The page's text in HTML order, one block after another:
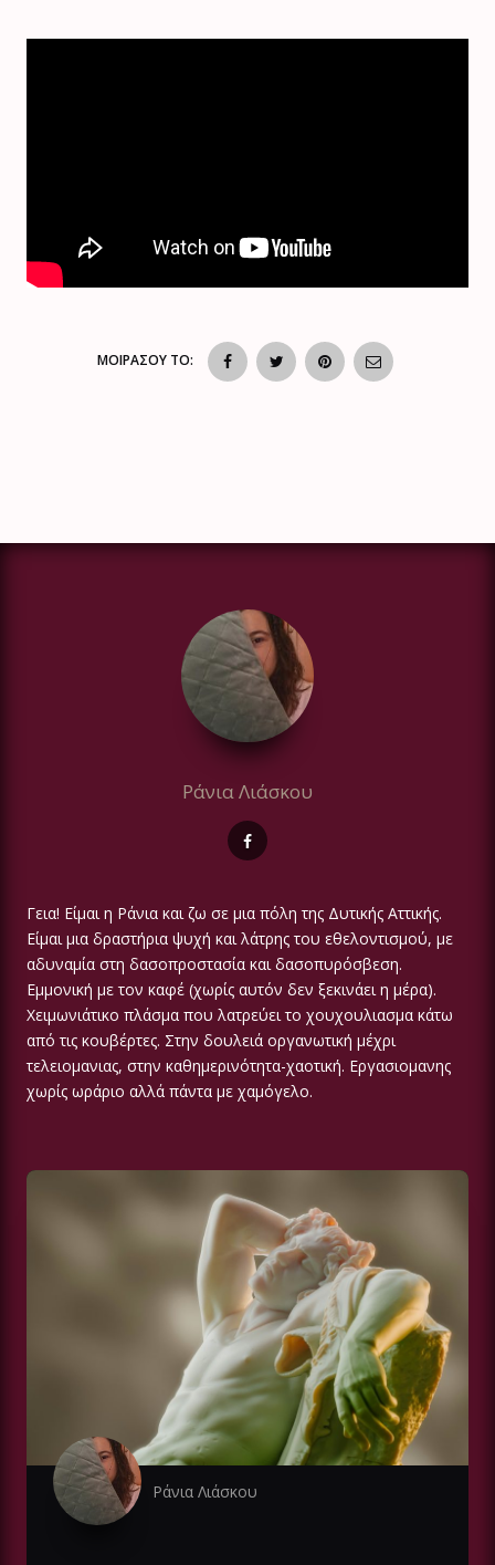
ΜΟΙΡΑΣΟΥ ΤΟ:
Ράνια Λιάσκου
Γεια! Είμαι η Ράνια και ζω σε μια πόλη της Δυτικής Αττικής.
Είμαι μια δραστήρια ψυχή και λάτρης του εθελοντισμού, με
αδυναμία στη δασοπροστασία και δασοπυρόσβεση.
Εμμονική με τον καφέ (χωρίς αυτόν δεν ξεκινάει η μέρα).
Χειμωνιάτικο πλάσμα που λατρεύει το χουχουλιασμα κάτω
από τις κουβέρτες. Στην δουλειά οργανωτική μέχρι
τελειομανιας, στην καθημερινότητα-χαοτική. Εργασιομανης
χωρίς ωράριο αλλά πάντα με χαμόγελο.
Ράνια Λιάσκου